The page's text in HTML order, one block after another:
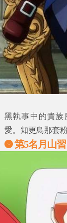
黑執事中的貴族
愛。知更鳥那套
第5名月山習